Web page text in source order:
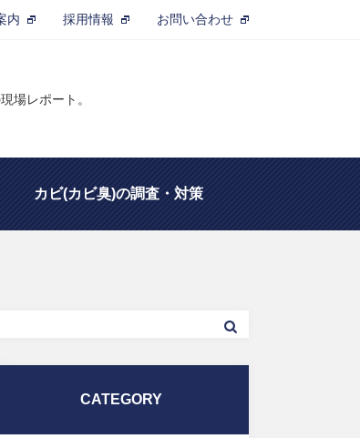
内 採用情報 お問い合わせ
場レポート。
カビ(カビ臭)の調査・対策
CATEGORY